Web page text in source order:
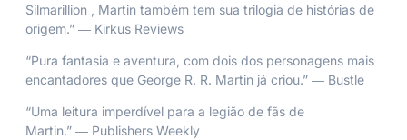
Silmarillion , Martin também tem sua trilogia de histórias de
origem.” ― Kirkus Reviews
“Pura fantasia e aventura, com dois dos personagens mais
encantadores que George R. R. Martin já criou.” ― Bustle
“Uma leitura imperdível para a legião de fãs de
Martin.” ― Publishers Weekly